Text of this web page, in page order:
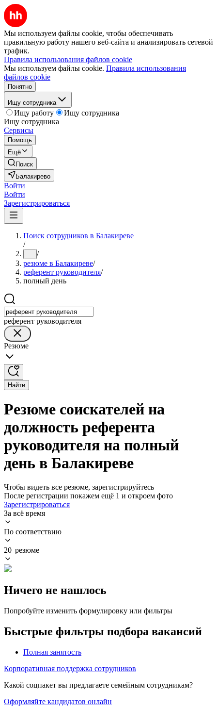
Мы используем файлы cookie, чтобы обеспечивать
правильную работу нашего веб-сайта и анализировать сетевой
трафик.
Правила использования файлов cookie
Мы используем файлы cookie. Правила использования
файлов cookie
Понятно
Ищу сотрудника
Ищу работу
Ищу сотрудника
Ищу сотрудника
Сервисы
Помощь
Ещё
Поиск
Балакирево
Войти
Войти
Зарегистрироваться
Поиск сотрудников в Балакиреве
/
... /
резюме в Балакиреве/
референт руководителя/
полный день
референт руководителя
Резюме
Найти
Резюме соискателей на
должность референта
руководителя на полный
день в Балакиреве
Чтобы видеть все резюме, зарегистрируйтесь
После регистрации покажем ещё 1 и откроем фото
Зарегистрироваться
За всё время
По соответствию
20 резюме
Ничего не нашлось
Попробуйте изменить формулировку или фильтры
Быстрые фильтры подбора вакансий
Полная занятость
Корпоративная поддержка сотрудников
Какой соцпакет вы предлагаете семейным сотрудникам?
Оформляйте кандидатов онлайн